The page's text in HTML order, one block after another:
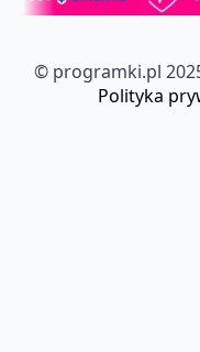
© programki.pl
Polityka